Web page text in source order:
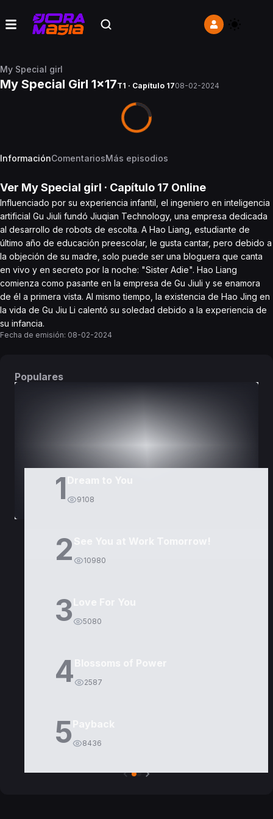
My Special girl
My Special Girl 1x17T1 · Capítulo 1708-02-2024
InformaciónComentariosMás episodios
Ver My Special girl · Capítulo 17 Online
Influenciado por su experiencia infantil, el ingeniero en inteligencia
artificial Gu Jiuli fundó Jiuqian Technology, una empresa dedicada
al desarrollo de robots de escolta. A Hao Liang, estudiante de
último año de educación preescolar, le gusta cantar, pero debido a
la objeción de su madre, solo puede ser una bloguera que canta
en vivo y en secreto por la noche: "Sister Adie". Hao Liang
comienza como pasante en la empresa de Gu Jiuli y se enamora
de él a primera vista. Al mismo tiempo, la existencia de Hao Jing en
la vida de Gu Jiu Li calentó su soledad debido a la experiencia de
su infancia.
Fecha de emisión: 08-02-2024
Populares
1 9108
2 10980
3 5080
4 2587
5 8436